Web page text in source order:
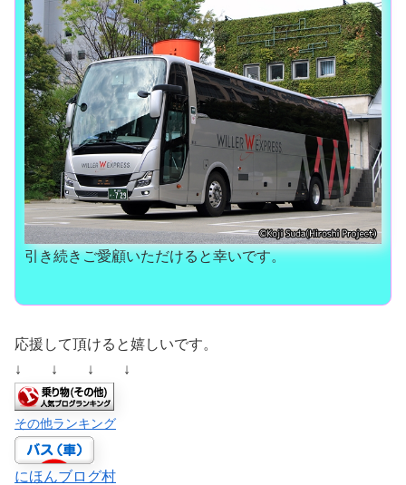
引き続きご愛顧いただけると幸いです。
応援して頂けると嬉しいです。
↓ ↓ ↓ ↓
その他ランキング
にほんブログ村